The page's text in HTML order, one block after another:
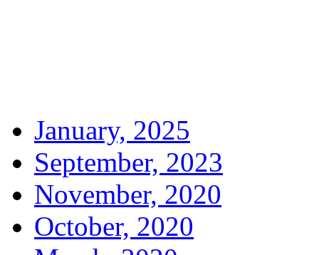
January, 2025
September, 2023
November, 2020
October, 2020